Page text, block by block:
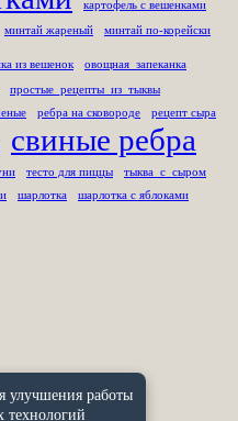
картофель с вешенками
минтай жареный минтай по-корейски
из вешенок овощная_запеканка
простые_рецепты_из_тыквы
ребра на сковороде рецепт сыра
свиные ребра
тесто для пиццы
тыква_с_сыром
шарлотка шарлотка с яблоками
улучшения работы
технологий